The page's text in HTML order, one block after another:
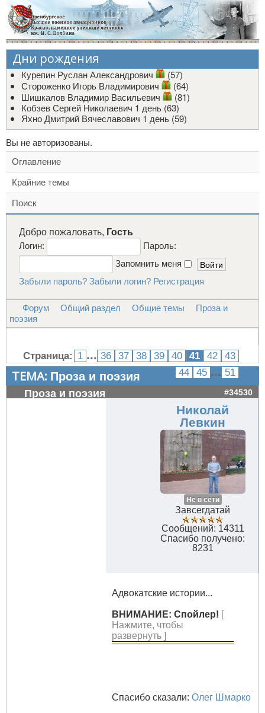
Дни рождения
Курепин Руслан Александрович
(57)
Стороженко Игорь Владимирович
(64)
Шишкалов Владимир Васильевич
(81)
Кобзев Сергей Николаевич 1 день (63)
Яхно Дмитрий Вячеславович 1 день (59)
Вы не авторизованы.
Оглавление
Крайние темы
Поиск
Добро пожаловать, Гость
Логин:
Пароль:
Запомнить меня
Забыли пароль? Забыли логин? Регистрация
Форум Общий раздел Общие темы
Проза и
поэзия
Страница: 1 ... 36 37 38 39 40 41 42
43
44
45 ... 51
ТЕМА: Проза и поэзия
Проза и поэзия #34530
Николай
Левкин
Не в сети
Завсегдатай
Сообщений: 14311
Спасибо получено:
8231
Адвокатские истории...
ВНИМАНИЕ: Спойлер! [
Нажмите, чтобы
развернуть ]
Спасибо сказали: Олег Шмарко